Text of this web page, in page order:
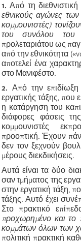
1. Από τη
εθνικούς αγώνες
κομμουνιστές)
του συνόλου του
προλεταριάτου ως
από την εθνικότητα
αποτελεί ένα
στο Μανιφέστο.
2. Από την
εργατικής τάξης, που
η κατάργηση του
διάφορες φάσεις
κομμουνιστές
προοπτική. Έχουν
δεν τον ξεχνούν
μέρους διεκδικήσεις.
Αυτά είναι τα δύο
σαν τμήματος της
στην εργατική τάξη,
τάξης. Αυτό έχει
Στο πρακτικό
προχωρημένο και το
κομμάτων όλων των
πολιτική πρακτική